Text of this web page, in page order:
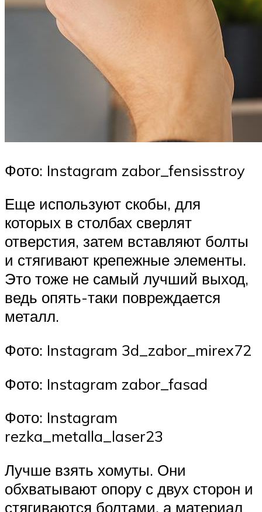
Фото: Instagram zabor_fensisstroy
Еще используют скобы, для
которых в столбах сверлят
отверстия, затем вставляют болты
и стягивают крепежные элементы.
Это тоже не самый лучший выход,
ведь опять-таки повреждается
металл.
Фото: Instagram 3d_zabor_mirex72
Фото: Instagram zabor_fasad
Фото: Instagram
rezka_metalla_laser23
Лучше взять хомуты. Они
обхватывают опору с двух сторон и
стягиваются болтами, а материал